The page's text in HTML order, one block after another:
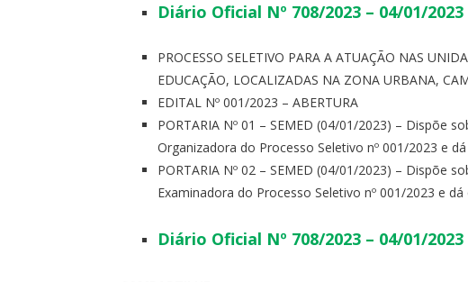
Diário Oficial Nº 708/2023 – 04/01/2023
PROCESSO SELETIVO PARA A ATUAÇÃO NAS
EDUCAÇÃO, LOCALIZADAS NA ZONA URBANA,
EDITAL Nº 001/2023 – ABERTURA
PORTARIA Nº 01 – SEMED (04/01/2023) – Dispõe
Organizadora do Processo Seletivo nº 001/2023 e
PORTARIA Nº 02 – SEMED (04/01/2023) – Dispõe
Examinadora do Processo Seletivo nº 001/2023 e
Diário Oficial Nº 708/2023 – 04/01/2023